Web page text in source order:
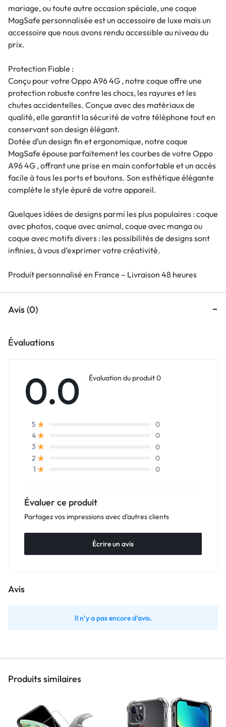
mariage, ou toute autre occasion spéciale, une coque
MagSafe personnalisée est un accessoire de luxe mais un
accessoire que nous avons rendu accessible au niveau du
prix.
Protection Fiable :
Conçu pour votre Oppo A96 4G , notre coque offre une
protection robuste contre les chocs, les rayures et les
chutes accidentelles. Conçue avec des matériaux de
qualité, elle garantit la sécurité de votre téléphone tout en
conservant son design élégant.
Dotée d’un design fin et ergonomique, notre coque
MagSafe épouse parfaitement les courbes de votre Oppo
A96 4G , offrant une prise en main confortable et un accès
facile à tous les ports et boutons. Son esthétique élégante
complète le style épuré de votre appareil.
Quelques idées de designs parmi les plus populaires : coque
avec photos, coque avec animal, coque avec manga ou
coque avec motifs divers : les possibilités de designs sont
infinies, à vous d’exprimer votre créativité.
Produit personnalisé en France – Livraison 48 heures
Avis (0)
Évaluations
0.0 Évaluation du produit 0
5
0
4
0
3
0
2
0
1
0
Évaluer ce produit
Partagez vos impressions avec d'autres clients
Écrire un avis
Avis
Il n’y a pas encore d’avis.
Produits similaires